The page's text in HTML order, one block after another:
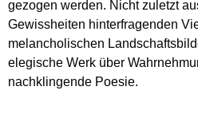
gezogen werden. Nicht zuletzt
Gewissheiten hinterfragenden
melancholischen
elegische Werk über
nachklingende Poesie.